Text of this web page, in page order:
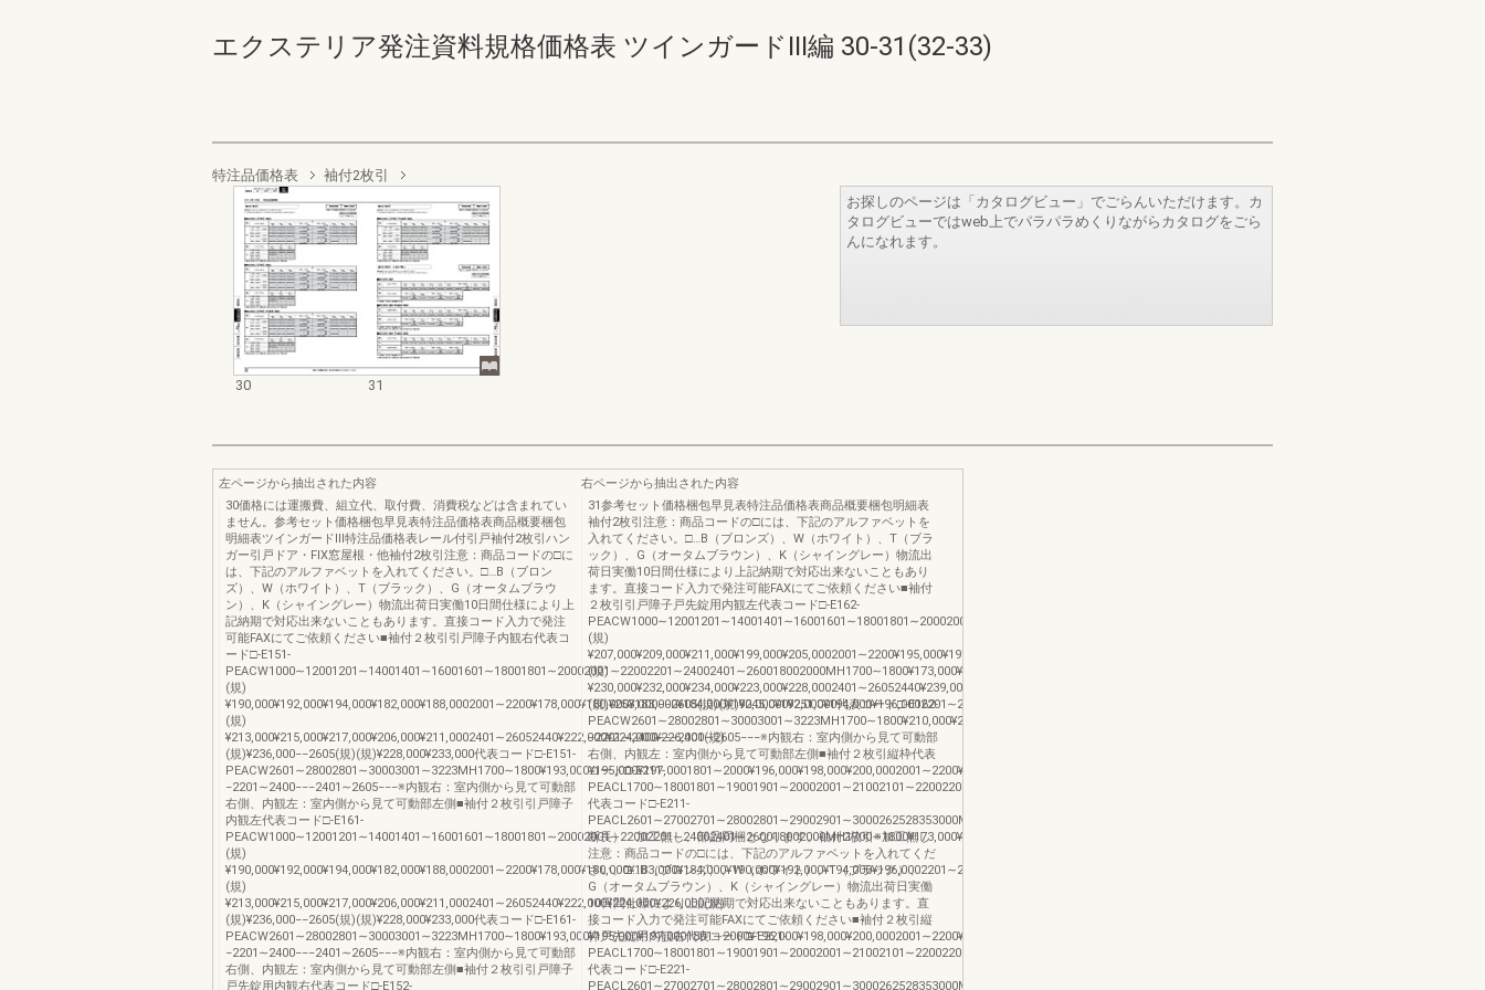
エクステリア発注資料規格価格表 ツインガードIII編 30-31(32-33)
特注品価格表 袖付2枚引
30 31
お探しのページは「カタログビュー」でごらんいただけます。カ
タログビューではweb上でパラパラめくりながらカタログをごら
んになれます。
左ページから抽出された内容
30価格には運搬費、組立代、取付費、消費税などは含まれてい
ません。参考セット価格梱包早見表特注品価格表商品概要梱包
明細表ツインガードⅢ特注品価格表レール付引戸袖付2枚引ハン
ガー引戸ドア・FIX窓屋根・他袖付2枚引注意：商品コードの□に
は、下記のアルファベットを入れてください。□…B（ブロン
ズ）、W（ホワイト）、T（ブラック）、G（オータムブラウ
ン）、K（シャイングレー）物流出荷日実働10日間仕様により上
記納期で対応出来ないこともあります。直接コード入力で発注
可能FAXにてご依頼ください■袖付２枚引引戸障子内観右代表コ
ード□-E151-
PEACW1000∼12001201∼14001401∼16001601∼18001801∼20002001∼22002201∼24002401∼260018002000MH1700∼1800¥173,000¥175,000￥
(規)
¥190,000¥192,000¥194,000¥182,000¥188,0002001∼2200¥178,000¥180,000¥183,000¥184,000¥190,000¥192,000¥194,000¥196,0002201∼24002230¥200,000¥202,000¥204,000(規)
(規)
¥213,000¥215,000¥217,000¥206,000¥211,0002401∼26052440¥222,000¥224,000¥226,000(規)
(規)¥236,000−−2605(規)(規)¥228,000¥233,000代表コード□-E151-
PEACW2601∼28002801∼30003001∼3223MH1700∼1800¥193,000¥195,000¥197,0001801∼2000¥196,000¥198,000¥200,0002001∼2200¥198,000−
−2201∼2400−−−2401∼2605−−−※内観右：室内側から見て可動部
右側、内観左：室内側から見て可動部左側■袖付２枚引引戸障子
内観左代表コード□-E161-
(規)
¥190,000¥192,000¥194,000¥182,000¥188,0002001∼2200¥178,000¥180,000¥183,000¥184,000¥190,000¥192,000¥194,000¥196,0002201∼24002230¥200,000¥202,000¥204,000(規)
(規)
¥213,000¥215,000¥217,000¥206,000¥211,0002401∼26052440¥222,000¥224,000¥226,000(規)
(規)¥236,000−−2605(規)(規)¥228,000¥233,000代表コード□-E161-
PEACW2601∼28002801∼30003001∼3223MH1700∼1800¥193,000¥195,000¥197,0001801∼2000¥196,000¥198,000¥200,0002001∼2200¥198,000−
−2201∼2400−−−2401∼2605−−−※内観右：室内側から見て可動部
右側、内観左：室内側から見て可動部左側■袖付２枚引引戸障子
戸先錠用内観右代表コード□-E152-
右ページから抽出された内容
31参考セット価格梱包早見表特注品価格表商品概要梱包明細表
袖付2枚引注意：商品コードの□には、下記のアルファベットを
入れてください。□…B（ブロンズ）、W（ホワイト）、T（ブラ
ック）、G（オータムブラウン）、K（シャイングレー）物流出
荷日実働10日間仕様により上記納期で対応出来ないこともあり
ます。直接コード入力で発注可能FAXにてご依頼ください■袖付
２枚引引戸障子戸先錠用内観左代表コード□-E162-
(規)
(規)
¥230,000¥232,000¥234,000¥223,000¥228,0002401∼26052440¥239,000¥241,000¥243,000(規)
(規)¥253,000−−2605(規)(規)¥245,000¥251,000代表コード□-E162-
PEACW2601∼28002801∼30003001∼3223MH1700∼1800¥210,000¥212,000¥215,0001801∼2000¥213,000¥215,000¥217,0002001∼2200¥215,000−
−2201∼2400−−−2401∼2605−−−※内観右：室内側から見て可動部
右側、内観左：室内側から見て可動部左側■袖付２枚引縦枠代表
コード□-E211-
代表コード□-E211-
PEACL2601∼27002701∼28002801∼29002901∼3000262528353000MH―¥29,400(規)MH2230¥29,400¥29,800(規)MH2440¥30,300(規)MH2605※L（切
断長） 加工無し、部品同梱となります。袖付2枚引※加工無し
注意：商品コードの□には、下記のアルファベットを入れてくだ
さい。□…B（ブロンズ）、W（ホワイト）、T（ブラック）、
G（オータムブラウン）、K（シャイングレー）物流出荷日実働
10日間仕様により上記納期で対応出来ないこともあります。直
接コード入力で発注可能FAXにてご依頼ください■袖付２枚引縦
枠戸先錠用内観右代表コード□-E221-
代表コード□-E221-
PEACL2601∼27002701∼28002801∼29002901∼3000262528353000MH―¥29,400(規)MH2230¥29,400¥29,800(規)MH2440¥30,300(規)MH2605※L（切